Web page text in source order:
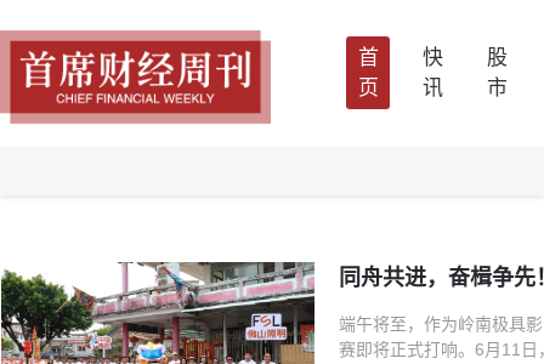
首
页
快
讯
股
市
同舟共进，奋楫争
端午将至，作为岭南极具
赛即将正式打响。6月11